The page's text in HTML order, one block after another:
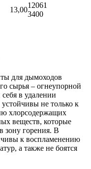
13,00
12061
3400
для дымоходов
сырья – огнеупорной
в удалении
не только к
хлорсодержащих
веществ, которые
зону горения. В
к воспламенению
а также не боятся